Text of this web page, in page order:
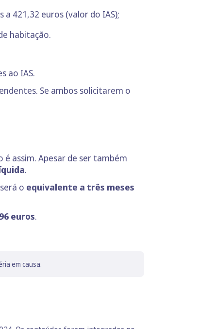
421,32 euros (valor do IAS);
habitação.
ao IAS.
Se ambos solicitarem o
é assim. Apesar de ser também
.
o equivalente a três meses
euros.
em causa.